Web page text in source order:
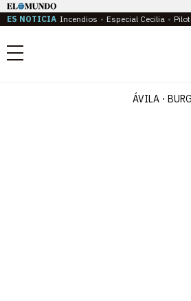
ES NOTICIA Incendios Especial Cecilia
Menú
ÁVILA